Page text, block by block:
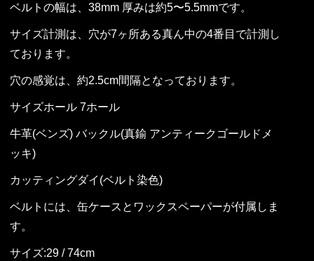
ベルトの幅は、38mm 厚みは約5〜5.5mmです。
サイズ計測は、穴が7ヶ所ある真ん中の4番目で計測し
ております。
穴の感覚は、約2.5cm間隔となっております。
サイズホール 7ホール
牛革(ベンズ) バックル(真鍮 アンティークゴールドメ
ッキ)
カッティングダイ(ベルト染色)
ベルトには、缶ケースとワックスペーパーが付属しま
す。
サイズ:29 / 74cm